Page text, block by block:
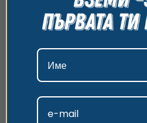
изберете предпочитания. За
относно начина, по който
данни, моля, посетете
поверителност.